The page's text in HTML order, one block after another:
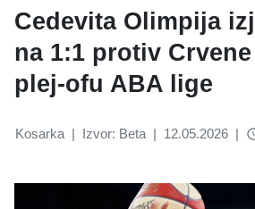
Cedevita Olimpija
na 1:1 protiv
plej-ofu ABA lige
Kosarka | Izvor: Beta | 12.05.2026 |